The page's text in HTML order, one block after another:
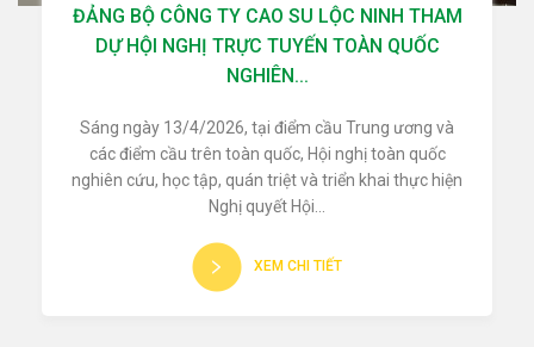
ĐẢNG BỘ CÔNG TY CAO SU LỘC NINH THAM
DỰ HỘI NGHỊ TRỰC TUYẾN TOÀN QUỐC
NGHIÊN...
Sáng ngày 13/4/2026, tại điểm cầu Trung ương và
các điểm cầu trên toàn quốc, Hội nghị toàn quốc
nghiên cứu, học tập, quán triệt và triển khai thực hiện
Nghị quyết Hội...
XEM CHI TIẾT